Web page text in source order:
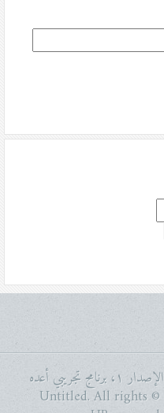
برنامج (زِمَام) لإدارة المحتوى الرقمي، الإصدار ١، برنامج تجريبي أعده
وبرمجه عبد الرحمن بن ناصر السعيد © Untitled. All rights